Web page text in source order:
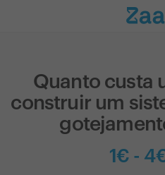
Quanto custa
construir um
1€ -